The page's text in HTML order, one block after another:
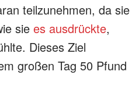
teilzunehmen, da sie
sie es ausdrückte,
Dieses Ziel
großen Tag 50 Pfund